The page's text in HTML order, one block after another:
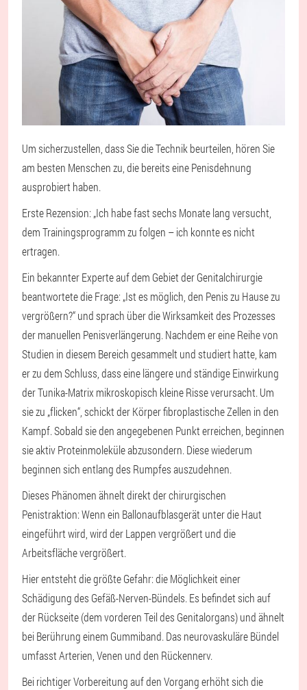
Um sicherzustellen, dass Sie die Technik beurteilen, hören Sie
am besten Menschen zu, die bereits eine Penisdehnung
ausprobiert haben.
Erste Rezension: „Ich habe fast sechs Monate lang versucht,
dem Trainingsprogramm zu folgen – ich konnte es nicht
ertragen.
Ein bekannter Experte auf dem Gebiet der Genitalchirurgie
beantwortete die Frage: „Ist es möglich, den Penis zu Hause zu
vergrößern?“ und sprach über die Wirksamkeit des Prozesses
der manuellen Penisverlängerung. Nachdem er eine Reihe von
Studien in diesem Bereich gesammelt und studiert hatte, kam
er zu dem Schluss, dass eine längere und ständige Einwirkung
der Tunika-Matrix mikroskopisch kleine Risse verursacht. Um
sie zu „flicken“, schickt der Körper fibroplastische Zellen in den
Kampf. Sobald sie den angegebenen Punkt erreichen, beginnen
sie aktiv Proteinmoleküle abzusondern. Diese wiederum
beginnen sich entlang des Rumpfes auszudehnen.
Dieses Phänomen ähnelt direkt der chirurgischen
Penistraktion: Wenn ein Ballonaufblasgerät unter die Haut
eingeführt wird, wird der Lappen vergrößert und die
Arbeitsfläche vergrößert.
Hier entsteht die größte Gefahr: die Möglichkeit einer
Schädigung des Gefäß-Nerven-Bündels. Es befindet sich auf
der Rückseite (dem vorderen Teil des Genitalorgans) und ähnelt
bei Berührung einem Gummiband. Das neurovaskuläre Bündel
umfasst Arterien, Venen und den Rückennerv.
Bei richtiger Vorbereitung auf den Vorgang erhöht sich die